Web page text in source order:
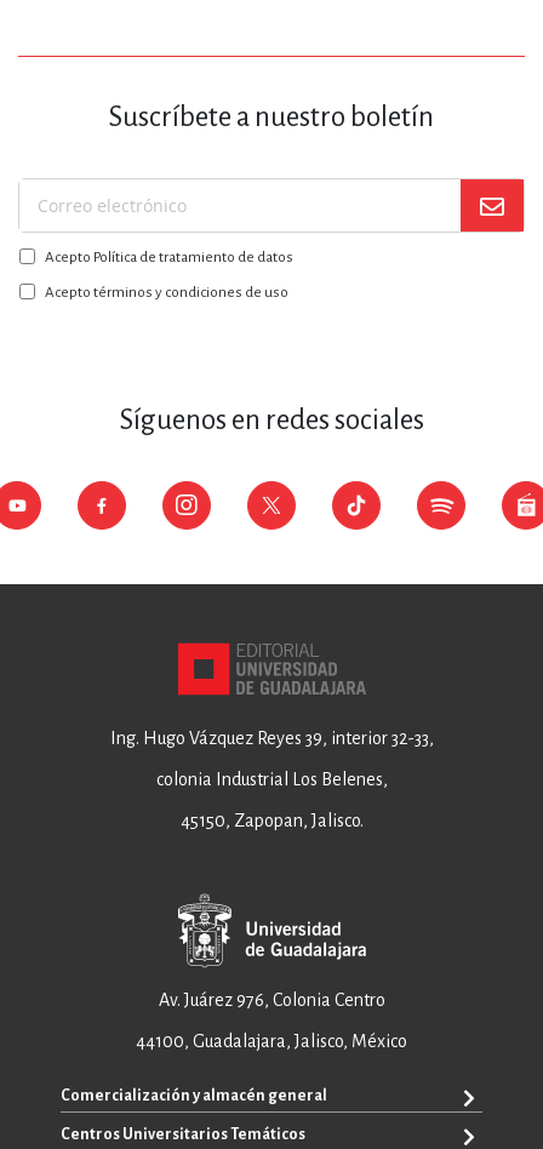
Suscríbete a nuestro boletín
Suscríbase
a
nuestro
boletín:
Acepto Política de tratamiento de datos
Acepto términos y condiciones de uso
Síguenos en redes sociales
Ing. Hugo Vázquez Reyes 39, interior 32-33,
colonia Industrial Los Belenes,
45150, Zapopan, Jalisco.
Av. Juárez 976, Colonia Centro
44100, Guadalajara, Jalisco, México
Comercialización y almacén general
+52 33 3640 6326
Centros Universitarios Temáticos